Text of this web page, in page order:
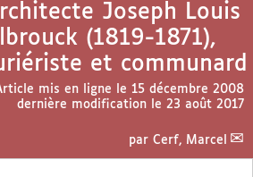
Joseph Louis
(1819-1871),
et communard
mis en ligne le 15 décembre 2008
dernière modification le 23 août 2017
par Cerf, Marcel